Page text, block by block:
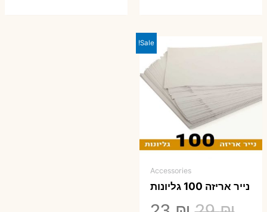
19 ₪.
הוא:
13 ₪.
Sale!
Accessories
נייר אריזה 100 גליונות